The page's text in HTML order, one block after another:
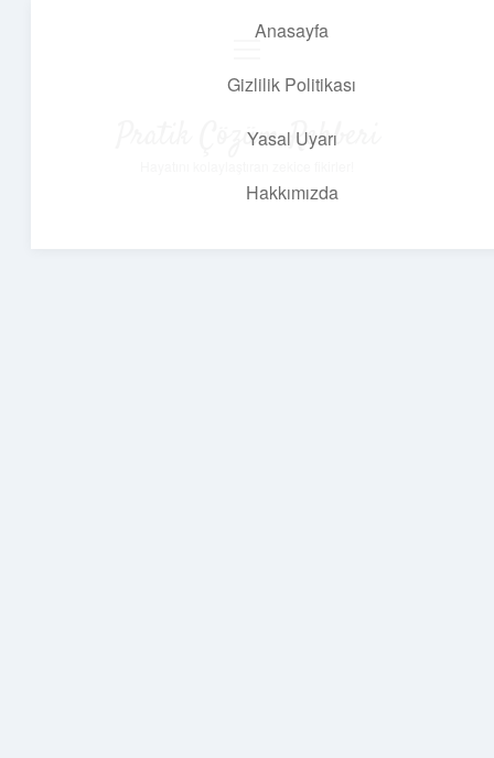
Anasayfa
Gizlilik Politikası
Yasal Uyarı
Hakkımızda
Pratik Çözüm Rehberi